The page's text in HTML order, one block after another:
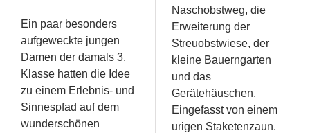
Ein paar besonders
aufgeweckte jungen
Damen der damals 3.
Klasse hatten die Idee
zu einem Erlebnis- und
Sinnespfad auf dem
wunderschönen
Naschobstweg, die
Erweiterung der
Streuobstwiese, der
kleine Bauerngarten
und das
Gerätehäuschen.
Eingefasst von einem
urigen Staketenzaun.